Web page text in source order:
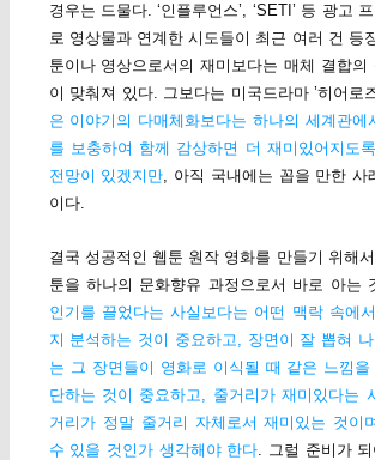
경우는 드물다. ‘인플루언스’, ‘SETI’ 등 광고
로 영상물과 연계한 시도들이 최근 여러 건 등
툰이나 영상으로서의 재미보다는 매체 결합의
이 맞춰져 있다. 그보다는 미국드라마 ’히어로
은 이야기의 다매체화보다는 하나의 세계관에
를 보충하여 함께 감상하면 더 재미있어지도
전망이 있겠지만, 아직 국내에는 꼽을 만한 사
이다.
결국 성공적인 웹툰 원작 영화를 만들기 위해
툰을 하나의 문화향유 과정으로서 바로 아는
인기를 끌었다는 사실보다는 어떤 맥락 속에
지 분석하는 것이 중요하고, 장면이 잘 뽑혀
는 그 장면들이 영화로 이식될 때 같은 느낌
단하는 것이 중요하고, 줄거리가 재미있다는
거리가 정말 줄거리 자체로서 재미있는 것이
수 있을 것인가 생각해야 한다 . 그럴 준비가